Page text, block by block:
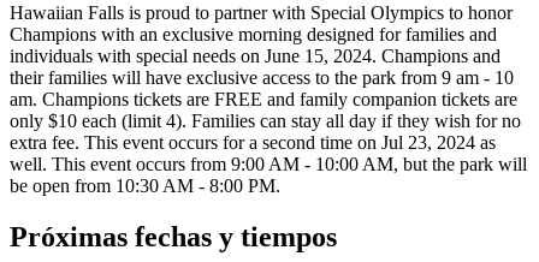
Hawaiian Falls is proud to partner with Special Olympics to honor
Champions with an exclusive morning designed for families and
individuals with special needs on June 15, 2024. Champions and
their families will have exclusive access to the park from 9 am - 10
am. Champions tickets are FREE and family companion tickets are
only $10 each (limit 4). Families can stay all day if they wish for no
extra fee. This event occurs for a second time on Jul 23, 2024 as
well. This event occurs from 9:00 AM - 10:00 AM, but the park will
be open from 10:30 AM - 8:00 PM.
Próximas fechas y tiempos